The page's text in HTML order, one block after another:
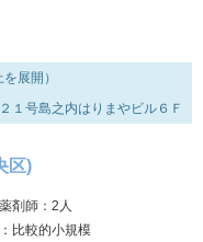
展開）
１号島之内はりまやビル６Ｆ
区)
剤師：2人
比較的小規模